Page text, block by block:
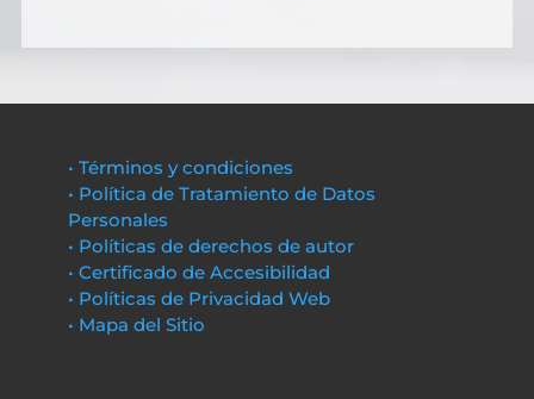
• Términos y condiciones
• Política de Tratamiento de Datos
Personales
• Políticas de derechos de autor
• Certificado de Accesibilidad
• Políticas de Privacidad Web
• Mapa del Sitio